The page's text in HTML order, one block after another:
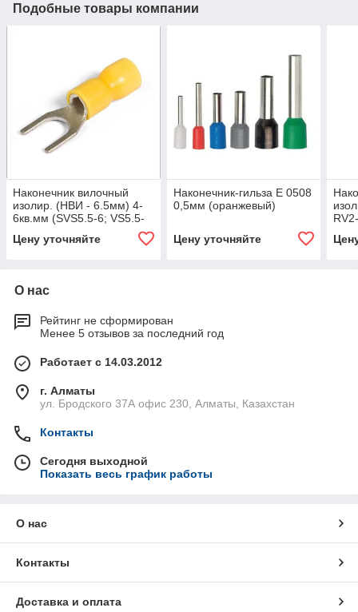
Подобные товары компании
Наконечник вилочный
изолир. (НВИ - 6.5мм) 4-
6кв.мм (SVS5.5-6; VS5.5-
Цену уточняйте
Наконечник-гильза Е 0508
0,5мм (оранжевый)
Цену уточняйте
О нас
Рейтинг не сформирован
Менее 5 отзывов за последний год
Работает с 14.03.2012
г. Алматы
ул. Бродского 37А офис 230, Алматы, Казахстан
Контакты
Сегодня выходной
Показать весь график работы
О нас
Контакты
Доставка и оплата